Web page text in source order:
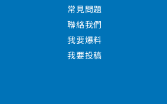
常見問題
聯絡我們
我要爆料
我要投稿